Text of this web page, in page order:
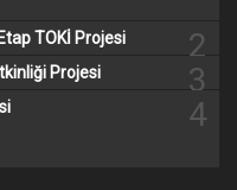
TOKİ Projesi 2
Projesi 3
4